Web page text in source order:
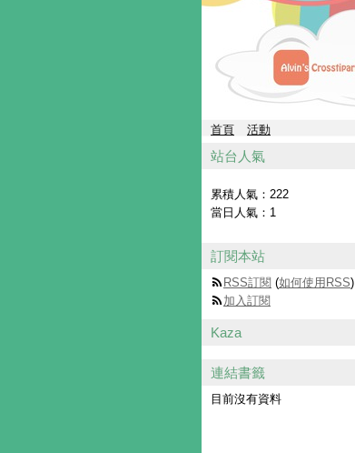
首頁 活動
站台人氣
累積人氣： 222
當日人氣： 1
訂閱本站
RSS訂閱 (如何使用RSS)
加入訂閱
Kaza
連結書籤
目前沒有資料